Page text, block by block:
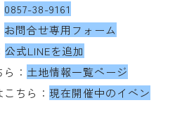
0857-38-9161
お問合せ専用フォーム
公式LINEを追加
： 土地情報一覧ページ
ちら： 現在開催中のイベン